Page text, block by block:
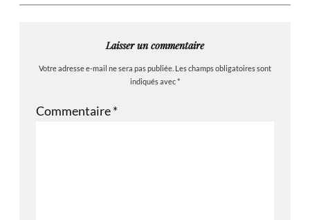
Laisser un commentaire
Votre adresse e-mail ne sera pas publiée. Les champs obligatoires sont
indiqués avec*
Commentaire*